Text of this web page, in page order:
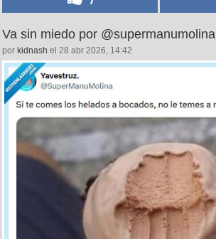
Va sin miedo por @supermanumolina
por kidnash el 28 abr 2026, 14:42